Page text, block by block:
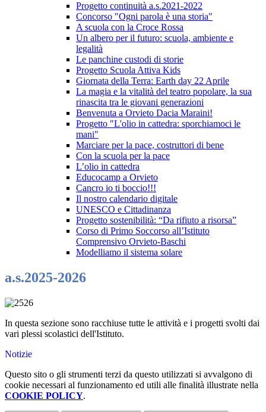
Progetto continuità a.s.2021-2022
Concorso "Ogni parola è una storia"
A scuola con la Croce Rossa
Un albero per il futuro: scuola, ambiente e
legalità
Le panchine custodi di storie
Progetto Scuola Attiva Kids
Giornata della Terra: Earth day 22 Aprile
La magia e la vitalità del teatro popolare, la sua
rinascita tra le giovani generazioni
Benvenuta a Orvieto Dacia Maraini!
Progetto "L'olio in cattedra: sporchiamoci le
mani"
Marciare per la pace, costruttori di bene
Con la scuola per la pace
L’olio in cattedra
Educocamp a Orvieto
Cancro io ti boccio!!!
Il nostro calendario digitale
UNESCO e Cittadinanza
Progetto sostenibilità: “Da rifiuto a risorsa”
Corso di Primo Soccorso all’Istituto
Comprensivo Orvieto-Baschi
Modelliamo il sistema solare
a.s.2025-2026
In questa sezione sono racchiuse tutte le attività e i progetti svolti dai
vari plessi scolastici dell'Istituto.
Notizie
Questo sito o gli strumenti terzi da questo utilizzati si avvalgono di
cookie necessari al funzionamento ed utili alle finalità illustrate nella
COOKIE POLICY.